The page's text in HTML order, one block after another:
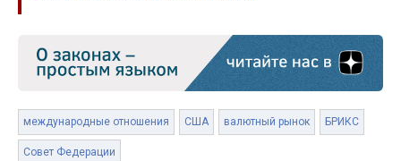
международные отношения США валютный рынок БРИКС
Совет Федерации